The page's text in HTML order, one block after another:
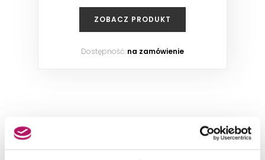
ZOBACZ PRODUKT
Dostępność: na zamówienie
PŁYTKI UNIWERSALNE